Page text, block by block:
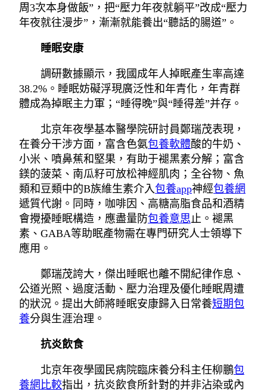
周3次本身做飯”，把“壓力年夜就躺平”改成“壓力
年夜就往漫步”，漸漸就能養出“聽話的腸道”。
睡眠安康
調研數據顯示，我國成年人掉眠產生率高達
38.2%。睡眠妨礙浮現廣泛性和年青化，年青群
體成為掉眠主力軍；“睡得晚”與“睡得差”并存。
北京年夜學基本醫學院研討員鄭瑞茂表現，
在養分干涉方面，富含色氨包養軟體酸的牛奶、
小米、噴鼻蕉和堅果，有助于褪黑素分解；富含
鎂的菠菜、南瓜籽可放松神經肌肉；全谷物、魚
類和豆類中的B族維生素介入包養app神經包養網
遞質代謝。同時，咖啡因、高糖高脂食品和酒精
會攪擾睡眠構造，應盡量防包養意思止。褪黑
素、GABA等助眠產物需在專門研究人士領導下
應用。
鄭瑞茂誇大，傑出睡眠也離不開紀律作息、
公道光照、過度活動、壓力治理及優化睡眠周遭
的狀況。提出大師將睡眠安康歸入日常養短期包
養分與生涯治理。
抗炎飲食
北京年夜學國民病院臨床養分科主任柳鵬包
養網比較指出，抗炎飲食所針對的并非沾染或內